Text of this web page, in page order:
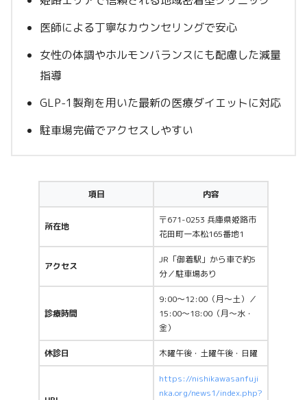
医師による丁寧なカウンセリングで安心
女性の体調やホルモンバランスにも配慮した減量
指導
GLP-1製剤を用いた最新の医療ダイエットに対応
駐車場完備でアクセスしやすい
項目 内容
所在地
〒671-0253 兵庫県姫路市
花田町一本松165番地1
アクセス
JR「御着駅」から車で約5
分／駐車場あり
診療時間
9:00～12:00（月〜土）／
15:00～18:00（月〜水・
金）
休診日 木曜午後・土曜午後・日曜
https://nishikawasanfuji
nka.org/news1/index.php?